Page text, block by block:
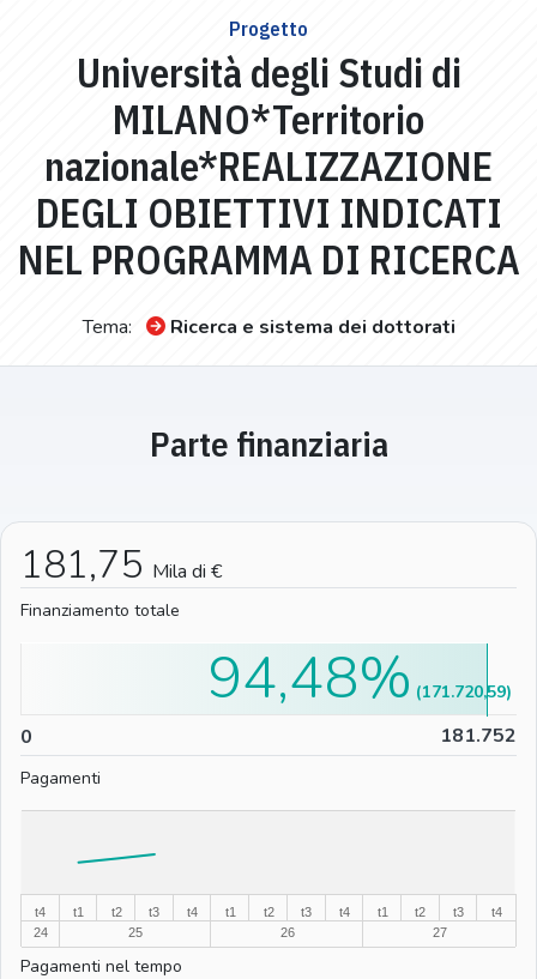
Progetto
Università degli Studi di
MILANO*Territorio
nazionale*REALIZZAZIONE
DEGLI OBIETTIVI INDICATI
NEL PROGRAMMA DI RICERCA
Tema: Ricerca e sistema dei dottorati
Parte finanziaria
181,75 Mila di €
Finanziamento totale
0 181.752
94,48% (171.720,59)
Pagamenti
t4
24
t1
25
t2 t3 t4
t1
26
t2 t3 t4
t1
27
t2 t3 t4
Pagamenti nel tempo